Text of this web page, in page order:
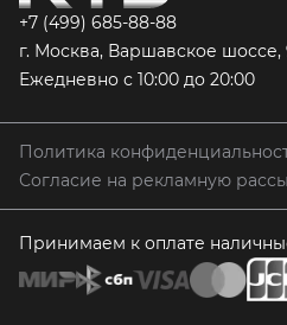
+7 (499) 685-88-88
г. Москва, Варшавское шоссе,
Ежедневно с 10:00 до 20:00
Политика
Согласие на рекламную
Принимаем к оплате